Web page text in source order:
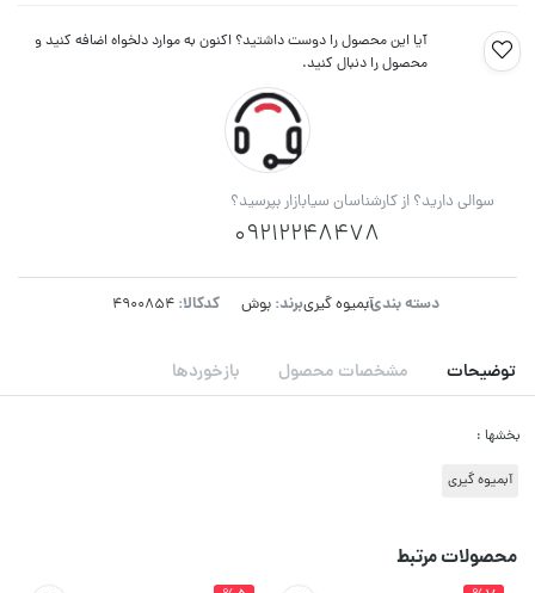
آیا این محصول را دوست داشتید؟ اکنون به موارد دلخواه اضافه کنید و
محصول را دنبال کنید.
سوالی دارید؟ از کارشناسان سیابازار بپرسید؟
09212248478
دسته بندی:آبمیوه گیریبرند:بوش کدکالا:
توضیحات مشخصات محصول بازخوردها
بخشها :
آبمیوه گیری
محصولات مرتبط